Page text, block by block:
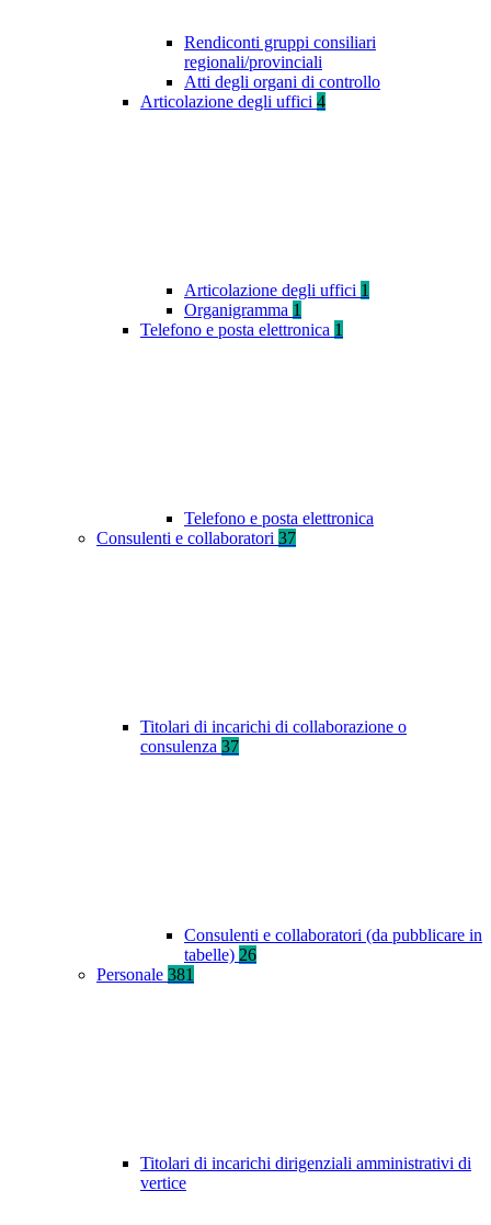
Rendiconti gruppi consiliari
regionali/provinciali
Atti degli organi di controllo
Articolazione degli uffici 4
Articolazione degli uffici 1
Organigramma 1
Telefono e posta elettronica 1
Telefono e posta elettronica
Consulenti e collaboratori 37
Titolari di incarichi di collaborazione o
consulenza 37
Consulenti e collaboratori (da pubblicare in
tabelle) 26
Personale 381
Titolari di incarichi dirigenziali amministrativi di
vertice